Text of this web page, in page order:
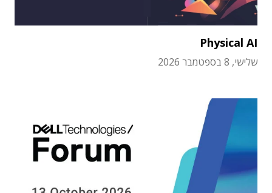
Physical AI
שלישי, 8 בספטמבר 2026